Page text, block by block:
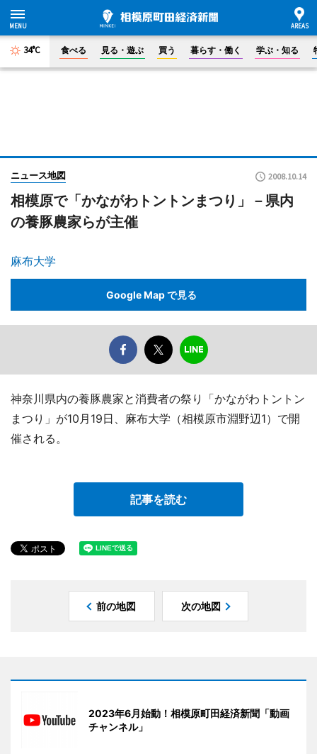
34°C 食べる 見る・遊ぶ 買う 暮らす・働く 学ぶ・知る
ニュース地図 2008.10.14
相模原で「かながわトントンまつり」－県内
の養豚農家らが主催
麻布大学
Google Map で見る
神奈川県内の養豚農家と消費者の祭り「かながわトントン
まつり」が10月19日、麻布大学（相模原市淵野辺1）で開
催される。
記事を読む
前の地図 次の地図
2023年6月始動！相模原町田経済新聞「動画
チャンネル」